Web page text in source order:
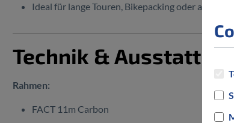
Ideal für lange Touren, Bikepacking oder
Technik &
Rahmen:
FACT 11m Carbon